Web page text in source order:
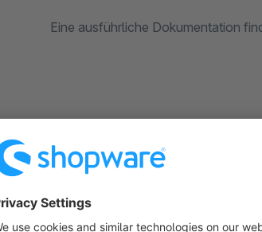
Eine ausführliche Dokumentation
Ottscho IT ist Shopware Business
Sollte eines unserer Plugins nicht
Angebot um das Plugin zu erweitern.